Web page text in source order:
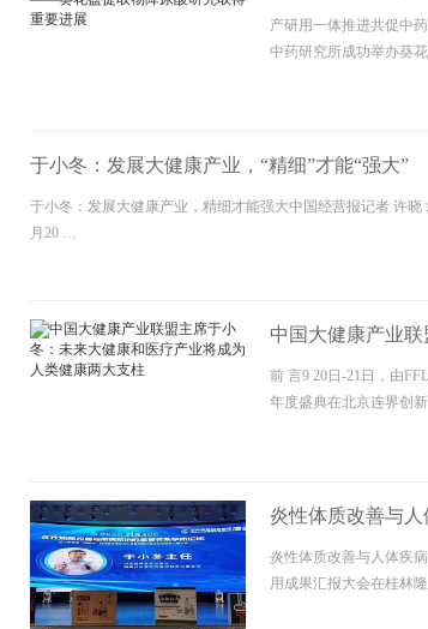
产研用一体推进共促中
中药研究所成功举办葵
于小冬：发展大健康产业，“精细”才能“强大”
于小冬：发展大健康产业，精细才能强大中国经营报记者 许
月20 …
中国大健康产业
大支柱
前 言9 20日-21日，由
年度盛典在北京连界创
炎性体质改善与
理念与实践基层
炎性体质改善与人体疾
用成果汇报大会在桂林